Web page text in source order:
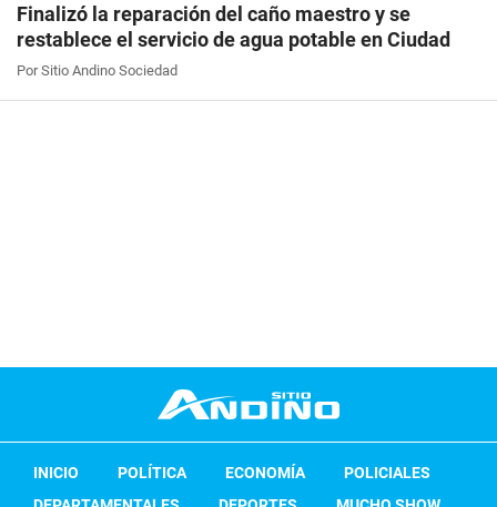
Finalizó la reparación del caño maestro y se
restablece el servicio de agua potable en Ciudad
Por Sitio Andino Sociedad
INICIO POLÍTICA ECONOMÍA
POLICIALES